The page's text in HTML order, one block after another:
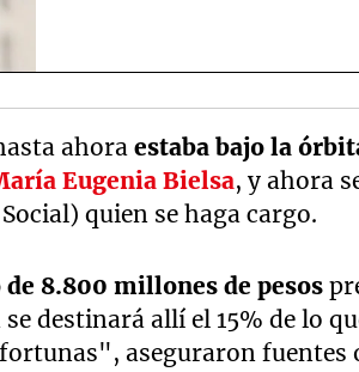
ahoraestaba bajo la
Eugenia Bielsa, y ahora
quien se haga cargo.
8.800 millones de pesos
destinará allí el 15% de lo
aseguraron fuentes